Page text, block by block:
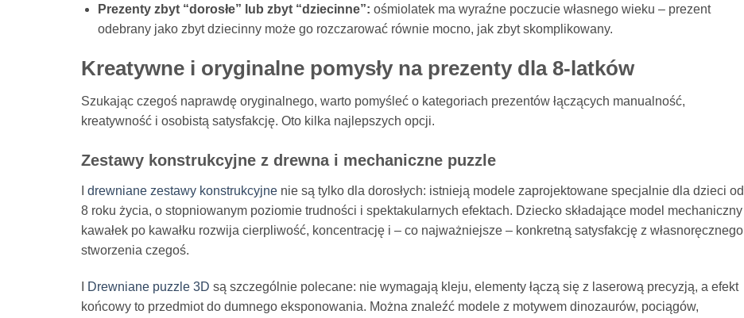
Prezenty zbyt “dorosłe” lub zbyt “dziecinne”: ośmiolatek ma wyraźne poczucie własnego wieku – prezent
odebrany jako zbyt dziecinny może go rozczarować równie mocno, jak zbyt skomplikowany.
Kreatywne i oryginalne pomysły na prezenty dla 8-latków
Szukając czegoś naprawdę oryginalnego, warto pomyśleć o kategoriach prezentów łączących manualność,
kreatywność i osobistą satysfakcję. Oto kilka najlepszych opcji.
Zestawy konstrukcyjne z drewna i mechaniczne puzzle
drewniane zestawy konstrukcyjne nie są tylko dla dorosłych: istnieją modele zaprojektowane specjalnie dla dzieci od
8 roku życia, o stopniowanym poziomie trudności i spektakularnych efektach. Dziecko składające model mechaniczny
kawałek po kawałku rozwija cierpliwość, koncentrację i – co najważniejsze – konkretną satysfakcję z własnoręcznego
stworzenia czegoś.
Drewniane puzzle 3D są szczególnie polecane: nie wymagają kleju, elementy łączą się z laserową precyzją, a efekt
końcowy to przedmiot do dumnego eksponowania. Można znaleźć modele z motywem dinozaurów, pociągów,